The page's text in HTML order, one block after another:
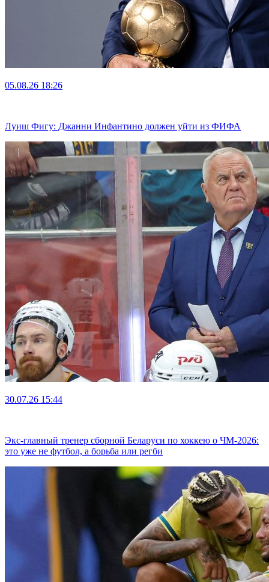
05.08.26 18:26
Луиш Фигу: Джанни Инфантино должен уйти из ФИФА
30.07.26 15:44
Экс-главный тренер сборной Беларуси по хоккею о ЧМ-2026:
это уже не футбол, а борьба или регби